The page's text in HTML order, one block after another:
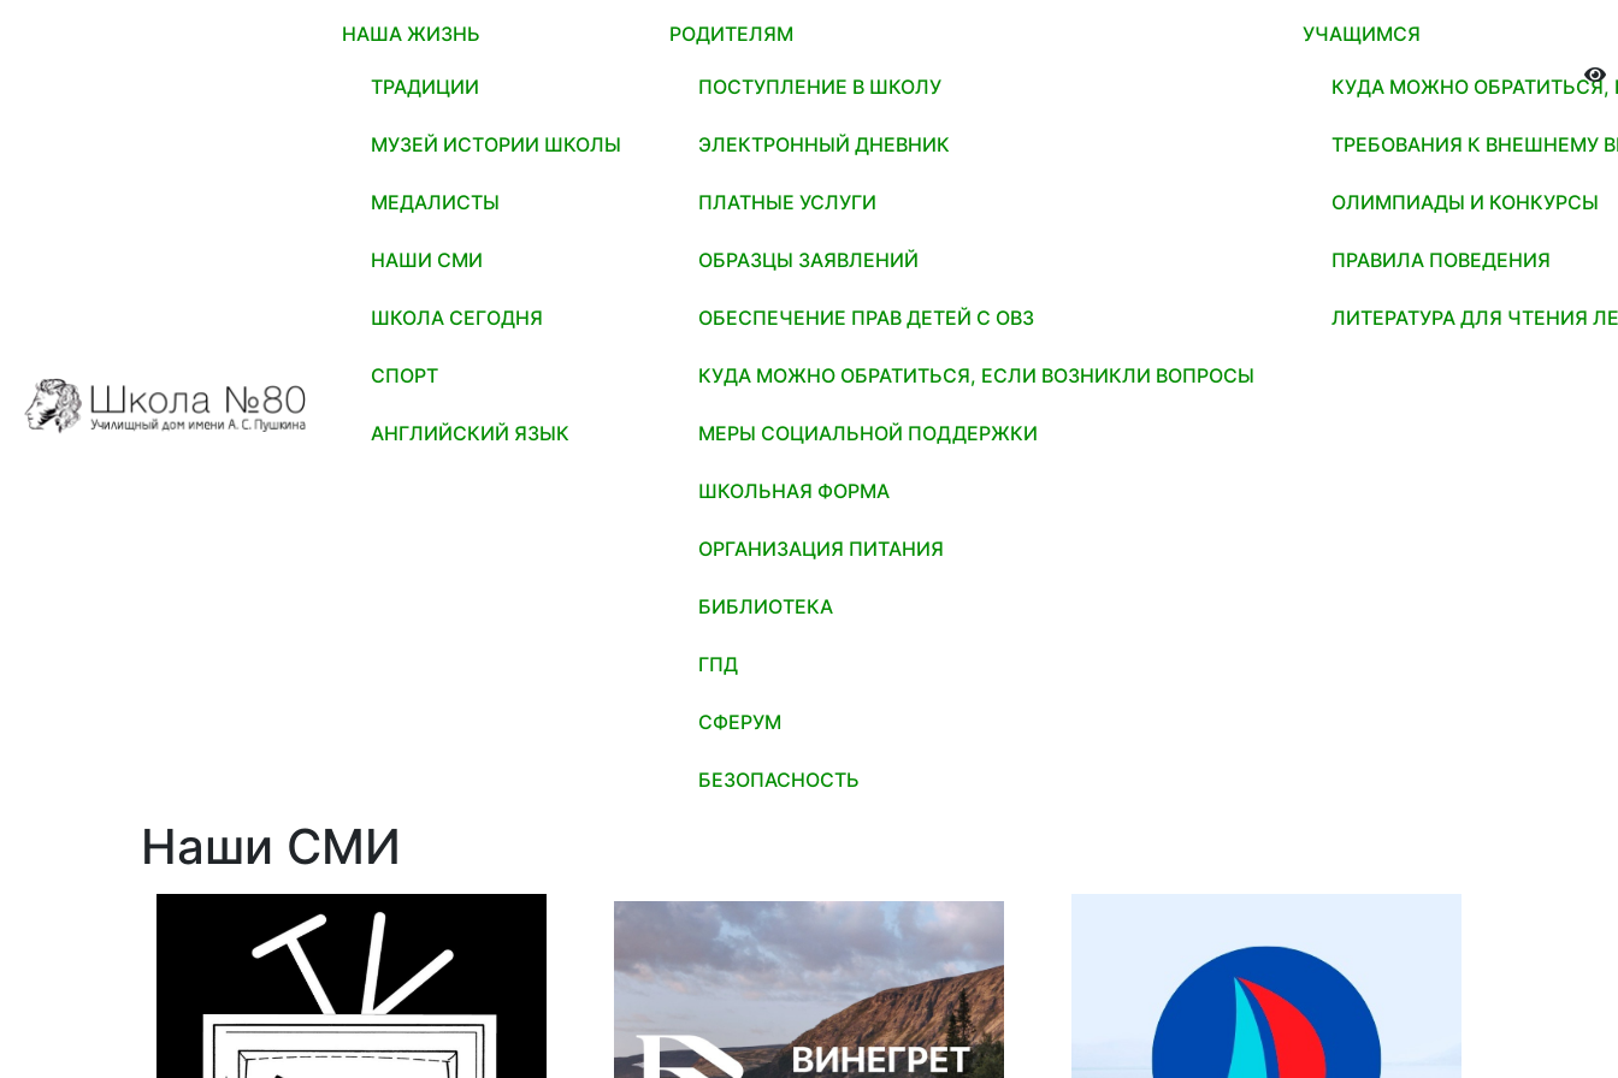
НАША ЖИЗНЬ
ТРАДИЦИИ
МУЗЕЙ ИСТОРИИ ШКОЛЫ
МЕДАЛИСТЫ
НАШИ СМИ
ШКОЛА СЕГОДНЯ
СПОРТ
АНГЛИЙСКИЙ ЯЗЫК
РОДИТЕЛЯМ
ПОСТУПЛЕНИЕ В ШКОЛУ
ЭЛЕКТРОННЫЙ ДНЕВНИК
ПЛАТНЫЕ УСЛУГИ
ОБРАЗЦЫ ЗАЯВЛЕНИЙ
ОБЕСПЕЧЕНИЕ ПРАВ ДЕТЕЙ С ОВЗ
КУДА МОЖНО ОБРАТИТЬСЯ, ЕСЛИ ВОЗНИКЛИ ВОПРОСЫ
МЕРЫ СОЦИАЛЬНОЙ ПОДДЕРЖКИ
ШКОЛЬНАЯ ФОРМА
ОРГАНИЗАЦИЯ ПИТАНИЯ
БИБЛИОТЕКА
ГПД
СФЕРУМ
БЕЗОПАСНОСТЬ
УЧАЩИМСЯ
КУДА МОЖНО
ТРЕБОВАНИЯ К ВНЕШНЕМУ
ОЛИМПИАДЫ И КОНКУРСЫ
ПРАВИЛА ПОВЕДЕНИЯ
ЛИТЕРАТУРА ДЛЯ ЧТЕНИЯ
Наши СМИ